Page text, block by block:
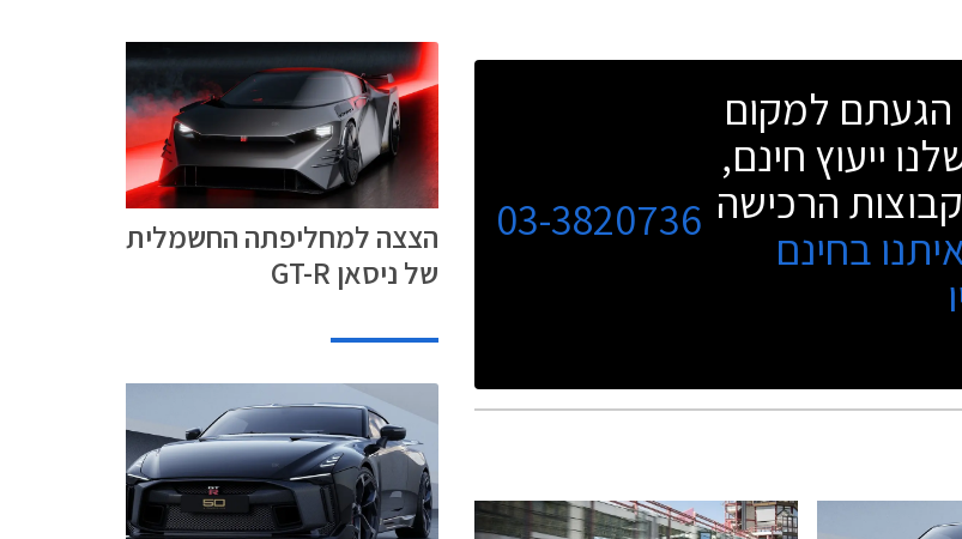
הגעתם למקום
ייעוץ חינם,
הרכישה
בחינם
03-3820736
הצצה למחליפתה החשמלית
של ניסאן GT-R